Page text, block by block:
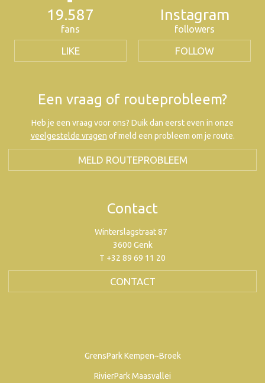
19.587
fans
LIKE
Instagram
followers
FOLLOW
Een vraag of routeprobleem?
Heb je een vraag voor ons? Duik dan eerst even in onze
veelgestelde vragen of meld een probleem om je route.
MELD ROUTEPROBLEEM
Contact
Winterslagstraat 87
3600 Genk
T +32 89 69 11 20
CONTACT
GrensPark Kempen~Broek
RivierPark Maasvallei